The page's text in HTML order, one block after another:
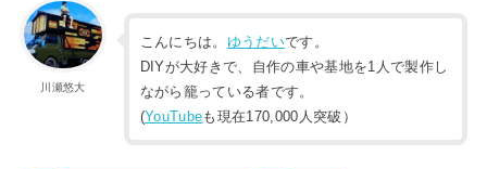
川瀬悠大
こんにちは。 ゆうだいです。
DIYが大好きで、自作の車や基地を1人で製作し
ながら籠っている者です。
(YouTubeも現在170,000人突破）